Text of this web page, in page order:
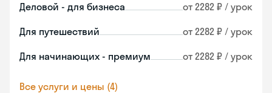
Деловой - для бизнеса от 2282 ₽ / урок
Для путешествий от 2282 ₽ / урок
Для начинающих - премиум от 2282 ₽ / урок
Все услуги и цены (4)